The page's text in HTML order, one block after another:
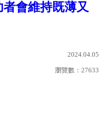
會維持既薄又
2024.04.05
瀏覽數： 27633